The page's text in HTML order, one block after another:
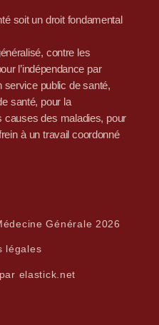
soit un droit fondamental
contre les
l’indépendance par
service public de santé,
santé, pour la
causes des maladies, pour
à un travail coordonné
Générale 2026
légales
elastick.net